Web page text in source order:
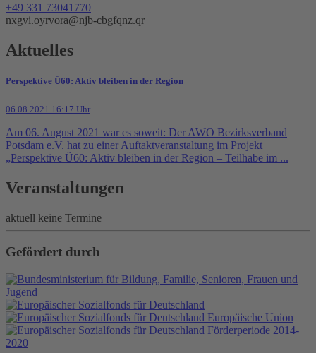
+49 331 73041770
nxgvi.oyrvora@njb-cbgfqnz.qr
Aktuelles
Perspektive Ü60: Aktiv bleiben in der Region
06.08.2021 16:17 Uhr
Am 06. August 2021 war es soweit: Der AWO Bezirksverband
Potsdam e.V. hat zu einer Auftaktveranstaltung im Projekt
„Perspektive Ü60: Aktiv bleiben in der Region – Teilhabe im ...
Veranstaltungen
aktuell keine Termine
Gefördert durch